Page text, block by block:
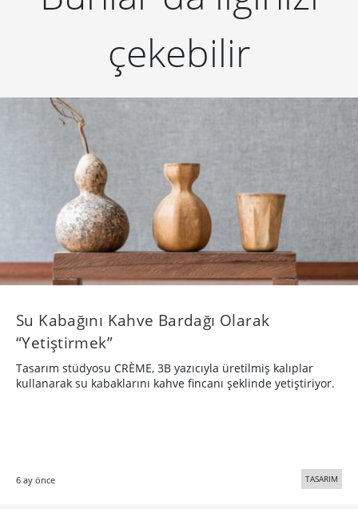
çekebilir
Su Kabağını Kahve Bardağı Olarak
“Yetiştirmek”
Tasarım stüdyosu CRÈME, 3B yazıcıyla üretilmiş kalıplar
kullanarak su kabaklarını kahve fincanı şeklinde yetiştiriyor.
6 ay önce TASARIM